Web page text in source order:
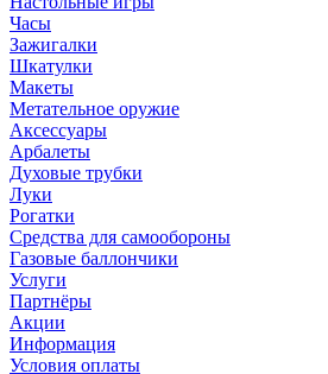
Часы
Зажигалки
Шкатулки
Макеты
Метательное оружие
Аксессуары
Арбалеты
Духовые трубки
Луки
Рогатки
Средства для самообороны
Газовые баллончики
Услуги
Партнёры
Акции
Информация
Условия оплаты